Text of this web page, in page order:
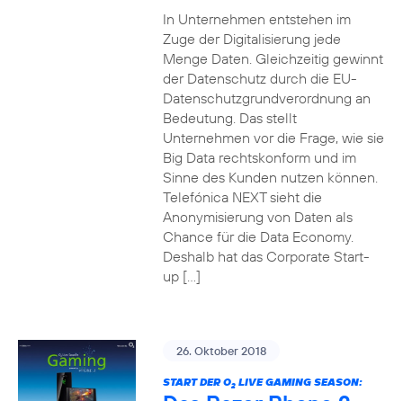
In Unternehmen entstehen im
Zuge der Digitalisierung jede
Menge Daten. Gleichzeitig gewinnt
der Datenschutz durch die EU-
Datenschutzgrundverordnung an
Bedeutung. Das stellt
Unternehmen vor die Frage, wie sie
Big Data rechtskonform und im
Sinne des Kunden nutzen können.
Telefónica NEXT sieht die
Anonymisierung von Daten als
Chance für die Data Economy.
Deshalb hat das Corporate Start-
up […]
26. Oktober 2018
START DER O2LIVE GAMING SEASON: